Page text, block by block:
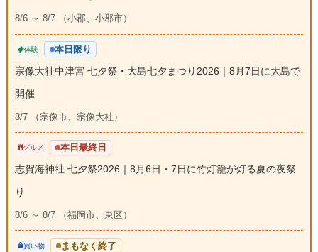
8/6 ～ 8/7 （小郡、小郡市）
体験 本日限り
宗像大社中津宮 七夕祭・大島七夕まつり2026｜8月7日に大島で
開催
8/7 （宗像市、宗像大社）
グルメ 本日最終日
志賀海神社 七夕祭2026｜8月6日・7日に竹灯籠が灯る夏の夜祭
り
8/6 ～ 8/7 （福岡市、東区）
買い物 まもなく終了